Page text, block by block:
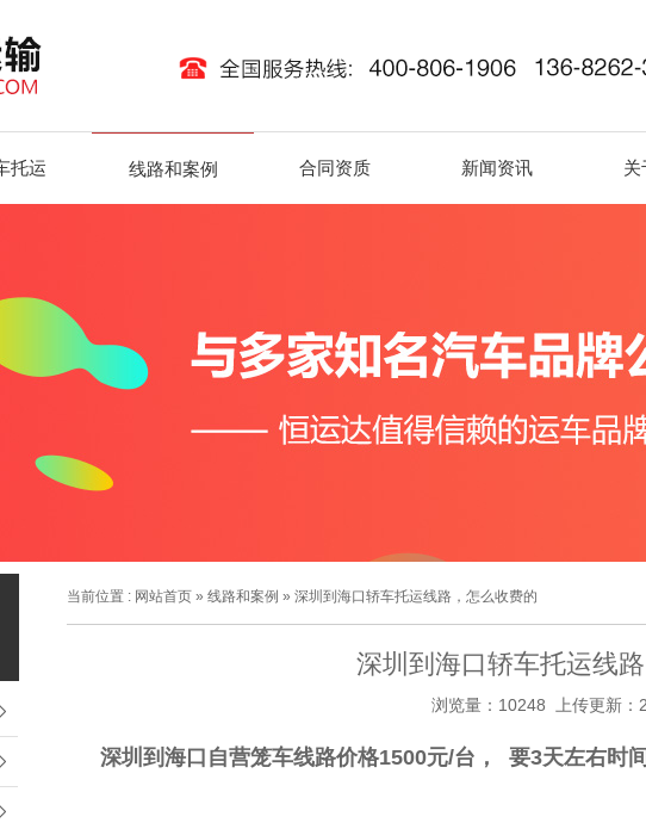
托运 线路和案例 合同资质 新闻资讯 关
当前位置 : 网站首页 » 线路和案例 » 深圳到海口轿车托运线路，怎么收费的
深圳到海口轿车托运线
浏览量：10248 上传更新：
深圳到海口自营笼车线路价格1500元/台， 要3天左右时